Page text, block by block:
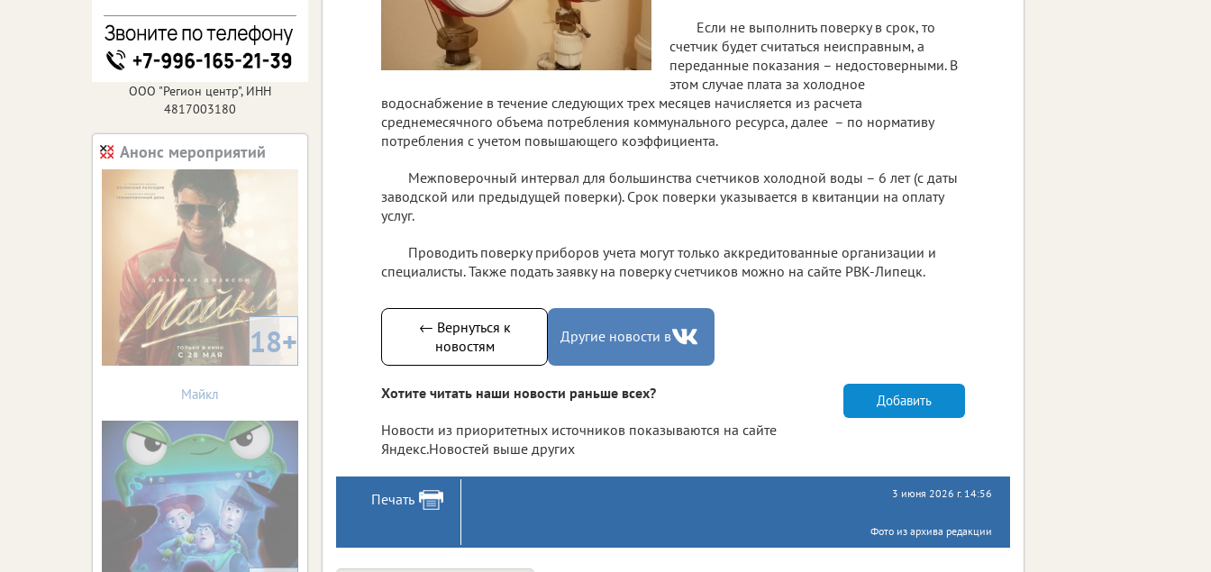
Если не выполнить поверку в срок, то
счетчик будет считаться неисправным, а
переданные показания – недостоверными. В
этом случае плата за холодное
водоснабжение в течение следующих трех месяцев начисляется из расчета
среднемесячного объема потребления коммунального ресурса, далее – по нормативу
потребления с учетом повышающего коэффициента.
Межповерочный интервал для большинства счетчиков холодной воды – 6 лет (с даты
заводской или предыдущей поверки). Срок поверки указывается в квитанции на оплату
услуг.
Проводить поверку приборов учета могут только аккредитованные организации и
специалисты. Также подать заявку на поверку счетчиков можно на сайте РВК-Липецк.
← Вернуться к
новостям
Другие новости в
Хотите читать наши новости раньше всех?
Новости из приоритетных источников показываются на сайте
Яндекс.Новостей выше других
Добавить
Печать 3 июня 2026 г. 14:56
Фото из архива редакции
ООО "Регион центр", ИНН
4817003180
Анонс мероприятий
18+
Майкл